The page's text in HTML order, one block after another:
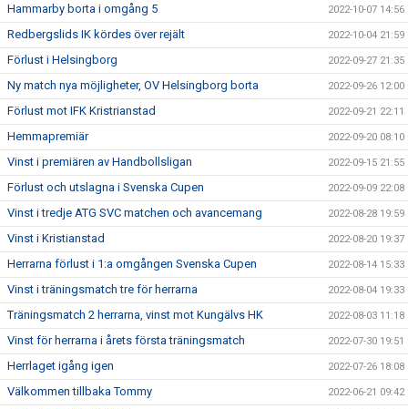
Hammarby borta i omgång 5 2022-10-07 14:56
Redbergslids IK kördes över rejält 2022-10-04 21:59
Förlust i Helsingborg 2022-09-27 21:35
Ny match nya möjligheter, OV Helsingborg borta 2022-09-26 12:00
Förlust mot IFK Kristrianstad 2022-09-21 22:11
Hemmapremiär 2022-09-20 08:10
Vinst i premiären av Handbollsligan 2022-09-15 21:55
Förlust och utslagna i Svenska Cupen 2022-09-09 22:08
Vinst i tredje ATG SVC matchen och avancemang 2022-08-28 19:59
Vinst i Kristianstad 2022-08-20 19:37
Herrarna förlust i 1:a omgången Svenska Cupen 2022-08-14 15:33
Vinst i träningsmatch tre för herrarna 2022-08-04 19:33
Träningsmatch 2 herrarna, vinst mot Kungälvs HK 2022-08-03 11:18
Vinst för herrarna i årets första träningsmatch 2022-07-30 19:51
Herrlaget igång igen 2022-07-26 18:08
Välkommen tillbaka Tommy 2022-06-21 09:42